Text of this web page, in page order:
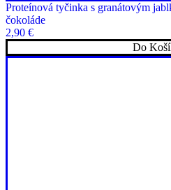
Proteínová tyčinka s granátovým
čokoláde
2,90 €
Do